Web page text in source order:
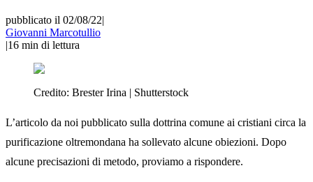
pubblicato il 02/08/22|
Giovanni Marcotullio
|16 min di lettura
Credito: Brester Irina | Shutterstock
L’articolo da noi pubblicato sulla dottrina comune ai cristiani circa la
purificazione oltremondana ha sollevato alcune obiezioni. Dopo
alcune precisazioni di metodo, proviamo a rispondere.